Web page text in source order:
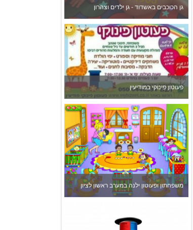
משפחתון ופעוטון ילנה במערב ראשון לציון
צהרון בקרית אונו